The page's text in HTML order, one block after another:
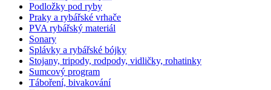
Podložky pod ryby
Praky a rybářské vrhače
PVA rybářský materiál
Sonary
Splávky a rybářské bójky
Stojany, tripody, rodpody, vidličky, rohatinky
Sumcový program
Táboření, bivakování